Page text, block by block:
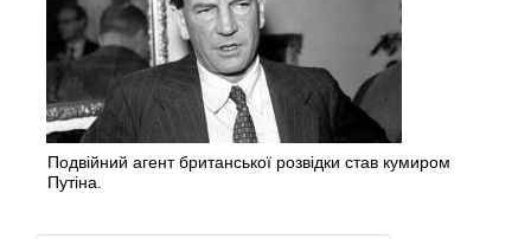
Подвійний агент британської розвідки став кумиром
Путіна.